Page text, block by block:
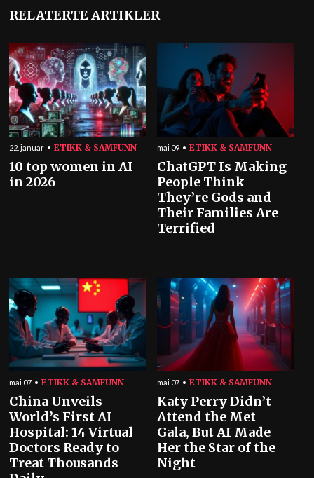
RELATERTE ARTIKLER
22. januar ETIKK & SAMFUNN
10 top women in AI
in 2026
mai 09 ETIKK & SAMFUNN
ChatGPT Is Making
People Think
They’re Gods and
Their Families Are
Terrified
mai 07 ETIKK & SAMFUNN
China Unveils
World’s First AI
Hospital: 14 Virtual
Doctors Ready to
Treat Thousands
mai 07 ETIKK & SAMFUNN
Katy Perry Didn’t
Attend the Met
Gala, But AI Made
Her the Star of the
Night